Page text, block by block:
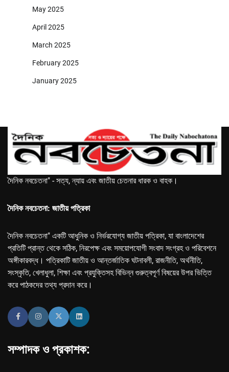
May 2025
April 2025
March 2025
February 2025
January 2025
দৈনিক নবচেতনা" - সত্য, ন্যায় এবং জাতীয় চেতনার ধারক ও বাহক।
দৈনিক নবচেতনা: জাতীয় পত্রিকা
দৈনিক নবচেতনা" একটি আধুনিক ও নির্ভরযোগ্য জাতীয় পত্রিকা, যা বাংলাদেশের
প্রতিটি প্রান্ত থেকে সঠিক, নিরপেক্ষ এবং সময়োপযোগী সংবাদ সংগ্রহ ও পরিবেশনে
অঙ্গীকারবদ্ধ। পত্রিকাটি জাতীয় ও আন্তর্জাতিক ঘটনাবলী, রাজনীতি, অর্থনীতি,
সংস্কৃতি, খেলাধুলা, শিক্ষা এবং প্রযুক্তিসহ বিভিন্ন গুরুত্বপূর্ণ বিষয়ের উপর ভিত্তি
করে পাঠকদের তথ্য প্রদান করে।
সম্পাদক ও প্রকাশক: